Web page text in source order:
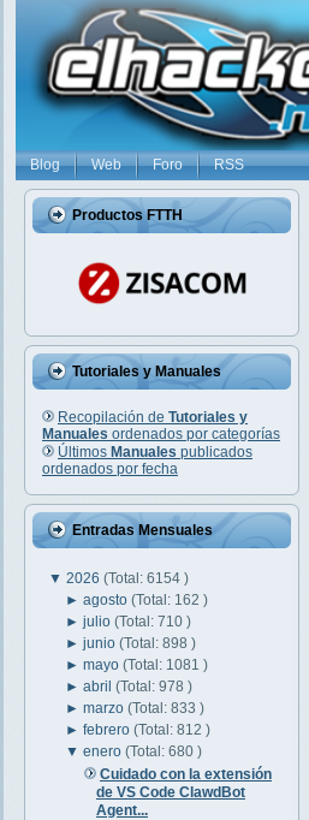
Blog Web Foro RSS
Productos FTTH
Tutoriales y Manuales
Recopilación de Tutoriales y
Manuales ordenados por categorías
Últimos Manuales publicados
ordenados por fecha
Entradas Mensuales
▼ 2026 (Total: 6154 )
►agosto(Total: 162 )
►julio(Total: 710 )
►junio(Total: 898 )
►mayo(Total: 1081 )
►abril(Total: 978 )
►marzo(Total: 833 )
►febrero(Total: 812 )
▼enero(Total: 680 )
Cuidado con la extensión
de VS Code ClawdBot
Agent...